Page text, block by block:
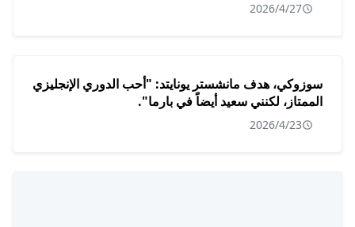
2026/4/27
سوزوكي، هدف مانشستر يونايتد: "أحب الدوري الإنجليزي
الممتاز، لكنني سعيد أيضاً في بارما".
2026/4/23